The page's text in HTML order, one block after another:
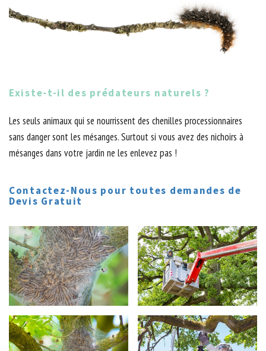
Existe-t-il des prédateurs naturels ?
Les seuls animaux qui se nourrissent des chenilles processionnaires
sans danger sont les mésanges. Surtout si vous avez des nichoirs à
mésanges dans votre jardin ne les enlevez pas !
Contactez-Nous pour toutes demandes de
Devis Gratuit